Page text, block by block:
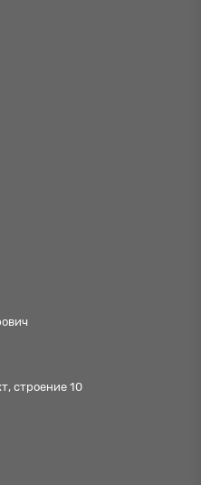
строение 10